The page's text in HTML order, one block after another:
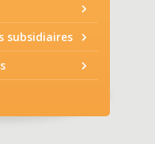
subsidiaires